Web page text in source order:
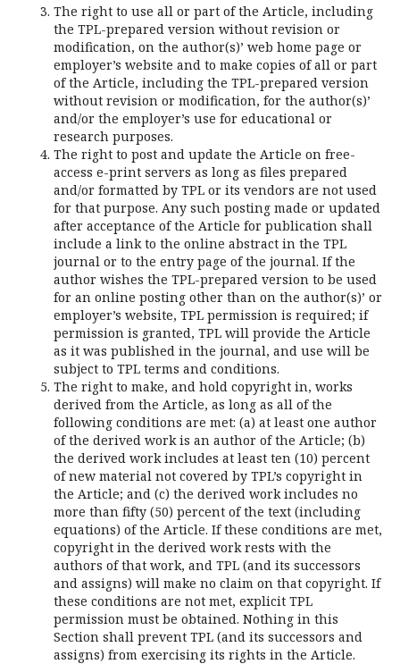
The right to use all or part of the Article, including
the TPL-prepared version without revision or
modification, on the author(s)’ web home page or
employer’s website and to make copies of all or part
of the Article, including the TPL-prepared version
without revision or modification, for the author(s)’
and/or the employer’s use for educational or
research purposes.
The right to post and update the Article on free-
access e-print servers as long as files prepared
and/or formatted by TPL or its vendors are not used
for that purpose. Any such posting made or updated
after acceptance of the Article for publication shall
include a link to the online abstract in the TPL
journal or to the entry page of the journal. If the
author wishes the TPL-prepared version to be used
for an online posting other than on the author(s)’ or
employer’s website, TPL permission is required; if
permission is granted, TPL will provide the Article
as it was published in the journal, and use will be
subject to TPL terms and conditions.
The right to make, and hold copyright in, works
derived from the Article, as long as all of the
following conditions are met: (a) at least one author
of the derived work is an author of the Article; (b)
the derived work includes at least ten (10) percent
of new material not covered by TPL’s copyright in
the Article; and (c) the derived work includes no
more than fifty (50) percent of the text (including
equations) of the Article. If these conditions are met,
copyright in the derived work rests with the
authors of that work, and TPL (and its successors
and assigns) will make no claim on that copyright. If
these conditions are not met, explicit TPL
permission must be obtained. Nothing in this
Section shall prevent TPL (and its successors and
assigns) from exercising its rights in the Article.